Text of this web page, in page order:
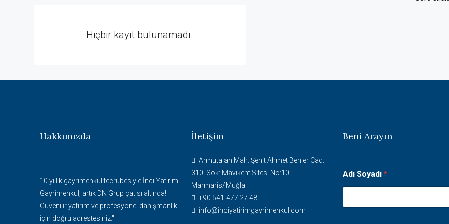
Hiçbir kayıt bulunamadı.
Hakkımızda
10 yıllık gayrimenkul tecrübesiyle İnci Yatırım
Gayrimenkul, artık DN Grup çatısı altında!
Güvenilir yatırım ve profesyonel danışmanlık
için doğru adrestesiniz."
İletişim
Armutalan Mah. Şehit Ahmet Benler Cad.
310. Sok: Mavikent Sitesi No:10
Marmaris/Muğla
+90 541 477 27 48
info@inciyatirimgayrimenkul.com
Beni Arayın
o
y
a
ı
Adı Soyadı *